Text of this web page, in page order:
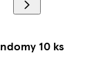
10 ks